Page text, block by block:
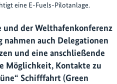
eine E-Fuels-Pilotanlage.
und der Welthafenkonferenz
nahmen auch Delegationen
und eine anschließende
Möglichkeit, Kontakte zu
Schifffahrt (Green